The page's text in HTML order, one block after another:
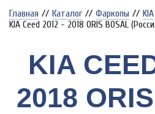
Главная // Каталог // Фаркопы // KIA
KIA Ceed 2012 - 2018 ORIS BOSAL
KIA
2018